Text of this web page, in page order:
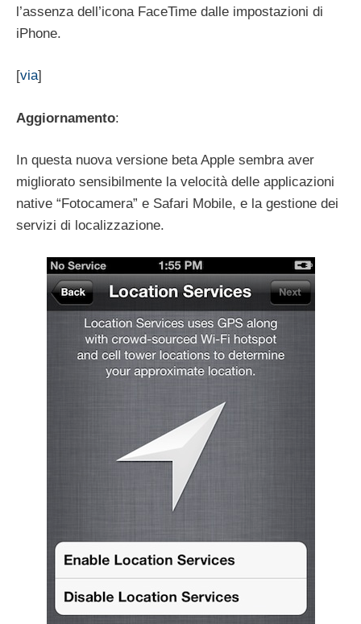
l’assenza dell’icona FaceTime dalle impostazioni di
iPhone.
[via]
Aggiornamento:
In questa nuova versione beta Apple sembra aver
migliorato sensibilmente la velocità delle applicazioni
native “Fotocamera” e Safari Mobile, e la gestione dei
servizi di localizzazione.